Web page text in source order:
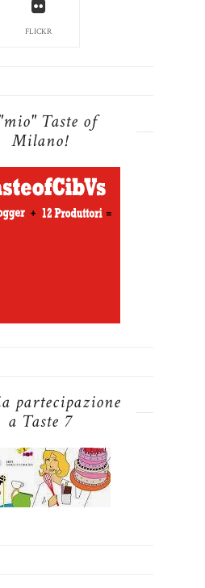
FLICKR
Taste of
Milano!
partecipazione
a Taste 7